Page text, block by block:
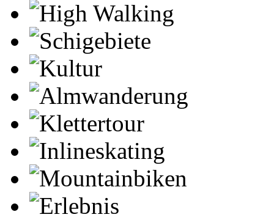
High Walking
Schigebiete
Kultur
Almwanderung
Klettertour
Inlineskating
Mountainbiken
Erlebnis